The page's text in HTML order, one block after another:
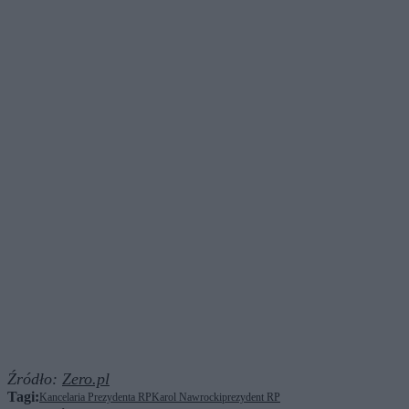
Źródło: Zero.pl
Tagi: Kancelaria Prezydenta RP Karol Nawrockiprezydent RP